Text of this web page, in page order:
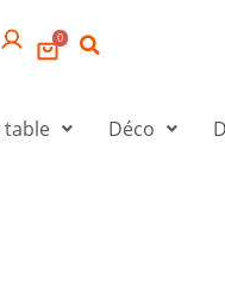
0
table Déco